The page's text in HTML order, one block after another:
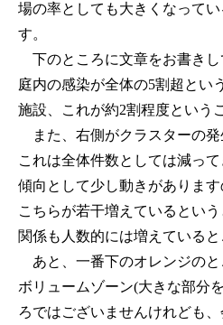
場の率としても大きくなって
す。
下のところに文章をお書きし
庭内の感染が全体の5割超とい
施設、これが約2割程度という
また、右側がクラスターの発
これは全体件数としては減って
傾向として少し動きがあります
こちらが若干増えているとい
関係も人数的には増えていると
あと、一番下のオレンジの
ボリュームゾーン(大きな部分
ろではございませんけれども